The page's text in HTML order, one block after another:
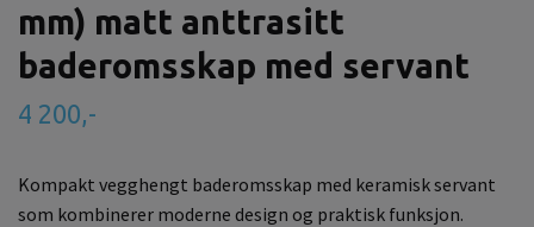
mm) matt anttrasitt
baderomsskap med servant
4 200,-
Kompakt vegghengt baderomsskap med keramisk servant
som kombinerer moderne design og praktisk funksjon.